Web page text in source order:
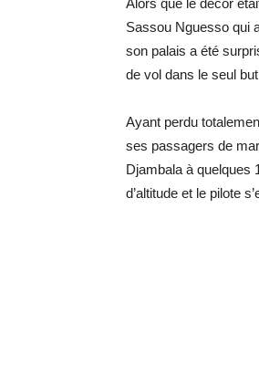
Alors que le décor
Sassou Nguesso qui
son palais a été
de vol dans le seul
Ayant perdu
ses passagers de
Djambala à quelques
d’altitude et le pilote